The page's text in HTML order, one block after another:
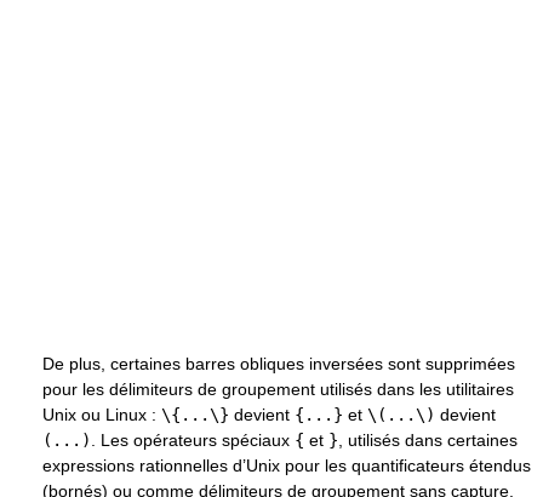
De plus, certaines barres obliques inversées sont supprimées
pour les délimiteurs de groupement utilisés dans les utilitaires
Unix ou Linux : \{...\} devient {...} et \(...\) devient
(...). Les opérateurs spéciaux { et }, utilisés dans certaines
expressions rationnelles d’Unix pour les quantificateurs étendus
(bornés) ou comme délimiteurs de groupement sans capture,